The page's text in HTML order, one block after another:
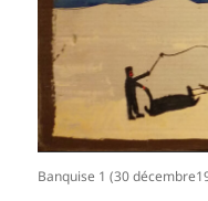
Banquise 1 (30